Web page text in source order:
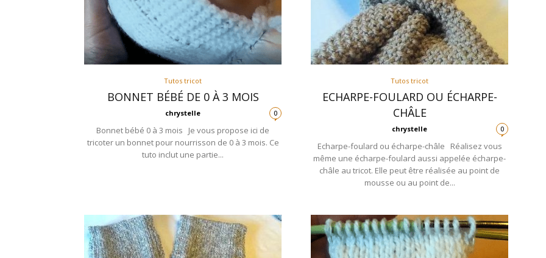
Tutos tricot
BONNET BÉBÉ DE 0 À 3 MOIS
chrystelle 0
Bonnet bébé 0 à 3 mois Je vous propose ici de
tricoter un bonnet pour nourrisson de 0 à 3 mois. Ce
tuto inclut une partie...
Tutos tricot
ECHARPE-FOULARD OU ÉCHARPE-
CHÂLE
chrystelle 0
Echarpe-foulard ou écharpe-châle Réalisez vous
même une écharpe-foulard aussi appelée écharpe-
châle au tricot. Elle peut être réalisée au point de
mousse ou au point de...